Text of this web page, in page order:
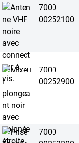
7000
00252100
7000
00252900
7000